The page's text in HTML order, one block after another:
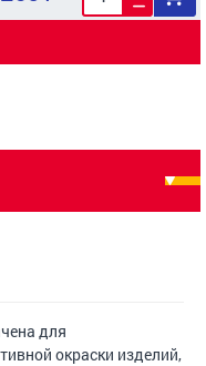
для
окраски изделий,